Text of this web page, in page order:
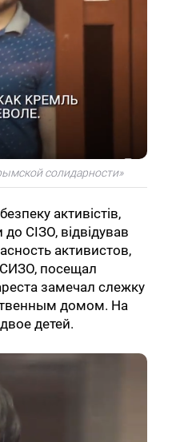
солидарности»
активістів,
СІЗО, відвідував
активистов,
посещал
замечал слежку
домом. На
детей.